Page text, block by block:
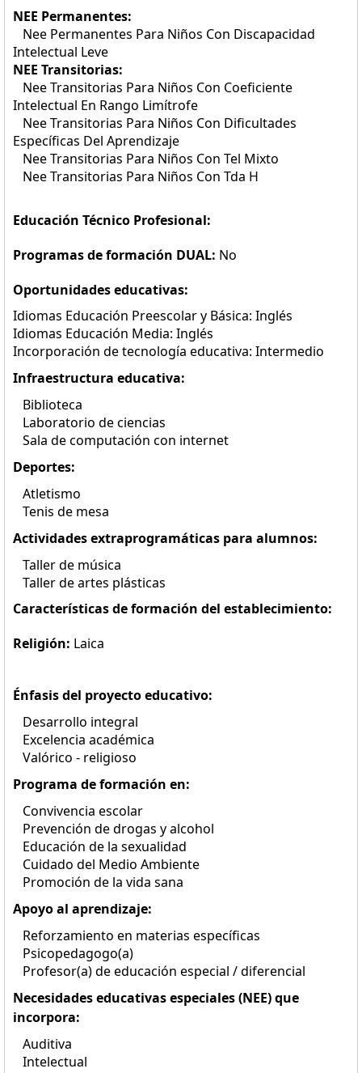
NEE Permanentes:
Nee Permanentes Para Niños Con Discapacidad
Intelectual Leve
NEE Transitorias:
Nee Transitorias Para Niños Con Coeficiente
Intelectual En Rango Limítrofe
Nee Transitorias Para Niños Con Dificultades
Específicas Del Aprendizaje
Nee Transitorias Para Niños Con Tel Mixto
Nee Transitorias Para Niños Con Tda H
Educación Técnico Profesional:
Programas de formación DUAL: No
Oportunidades educativas:
Idiomas Educación Preescolar y Básica: Inglés
Idiomas Educación Media: Inglés
Incorporación de tecnología educativa: Intermedio
Infraestructura educativa:
Biblioteca
Laboratorio de ciencias
Sala de computación con internet
Deportes:
Atletismo
Tenis de mesa
Actividades extraprogramáticas para alumnos:
Taller de música
Taller de artes plásticas
Características de formación del establecimiento:
Religión: Laica
Énfasis del proyecto educativo:
Desarrollo integral
Excelencia académica
Valórico - religioso
Programa de formación en:
Convivencia escolar
Prevención de drogas y alcohol
Educación de la sexualidad
Cuidado del Medio Ambiente
Promoción de la vida sana
Apoyo al aprendizaje:
Reforzamiento en materias específicas
Psicopedagogo(a)
Profesor(a) de educación especial / diferencial
Necesidades educativas especiales (NEE) que
incorpora:
Auditiva
Intelectual